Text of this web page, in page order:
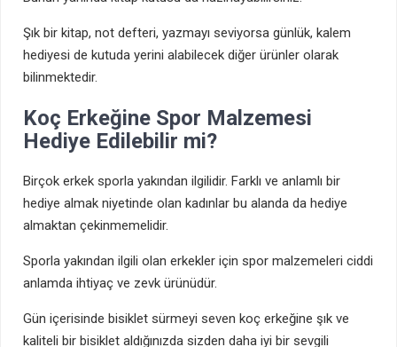
Şık bir kitap, not defteri, yazmayı seviyorsa günlük, kalem
hediyesi de kutuda yerini alabilecek diğer ürünler olarak
bilinmektedir.
Koç Erkeğine Spor Malzemesi
Hediye Edilebilir mi?
Birçok erkek sporla yakından ilgilidir. Farklı ve anlamlı bir
hediye almak niyetinde olan kadınlar bu alanda da hediye
almaktan çekinmemelidir.
Sporla yakından ilgili olan erkekler için spor malzemeleri ciddi
anlamda ihtiyaç ve zevk ürünüdür.
Gün içerisinde bisiklet sürmeyi seven koç erkeğine şık ve
kaliteli bir bisiklet aldığınızda sizden daha iyi bir sevgili